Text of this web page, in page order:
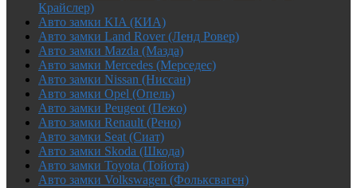
Крайслер)
Авто замки KIA (КИА)
Авто замки Land Rover (Ленд Ровер)
Авто замки Mazda (Мазда)
Авто замки Mercedes (Мерседес)
Авто замки Nissan (Ниссан)
Авто замки Opel (Опель)
Авто замки Peugeot (Пежо)
Авто замки Renault (Рено)
Авто замки Seat (Сиат)
Авто замки Skoda (Шкода)
Авто замки Toyota (Тойота)
Авто замки Volkswagen (Фольксваген)